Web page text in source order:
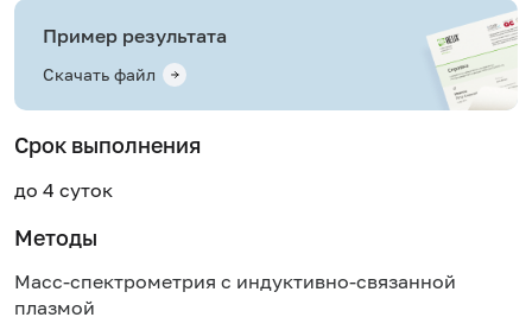
Пример результата
Скачать файл
Срок выполнения
до 4 суток
Методы
Масс-спектрометрия с индуктивно-связанной
плазмой